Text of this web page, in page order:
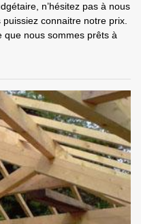
n’hésitez pas à nous
connaitre notre prix.
que nous sommes prêts à